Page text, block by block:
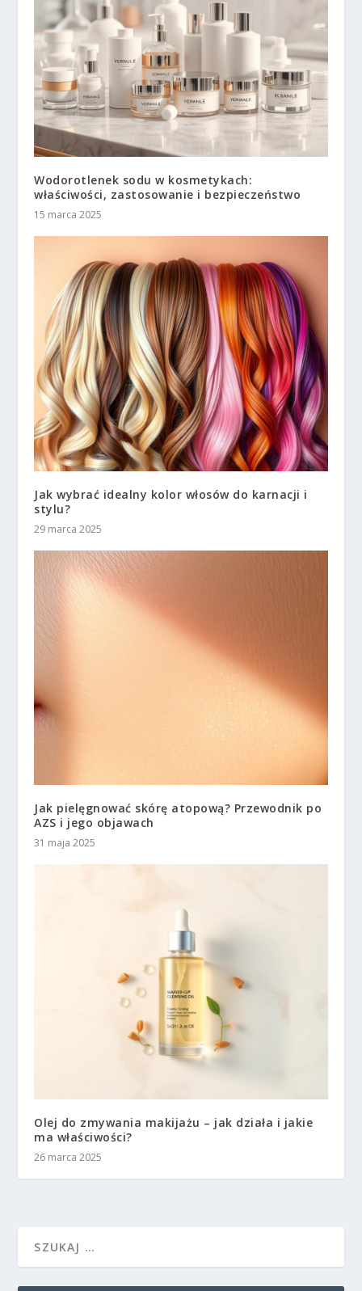
Wodorotlenek sodu w kosmetykach:
właściwości, zastosowanie i bezpieczeństwo
15 marca 2025
Jak wybrać idealny kolor włosów do karnacji i
stylu?
29 marca 2025
Jak pielęgnować skórę atopową? Przewodnik po
AZS i jego objawach
31 maja 2025
Olej do zmywania makijażu – jak działa i jakie
ma właściwości?
26 marca 2025